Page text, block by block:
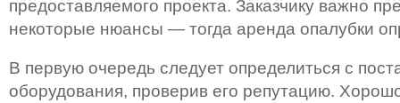
предоставляемого проекта. Заказчику важно
некоторые нюансы — тогда аренда опалубки
В первую очередь следует определиться с
оборудования, проверив его репутацию.